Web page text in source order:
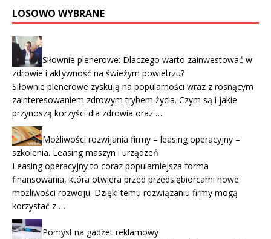
LOSOWO WYBRANE
Siłownie plenerowe: Dlaczego warto zainwestować w
zdrowie i aktywność na świeżym powietrzu?
Siłownie plenerowe zyskują na popularności wraz z rosnącym
zainteresowaniem zdrowym trybem życia. Czym są i jakie
przynoszą korzyści dla zdrowia oraz …
Możliwości rozwijania firmy – leasing operacyjny –
szkolenia. Leasing maszyn i urządzeń
Leasing operacyjny to coraz popularniejsza forma
finansowania, która otwiera przed przedsiębiorcami nowe
możliwości rozwoju. Dzięki temu rozwiązaniu firmy mogą
korzystać z …
Pomysł na gadżet reklamowy